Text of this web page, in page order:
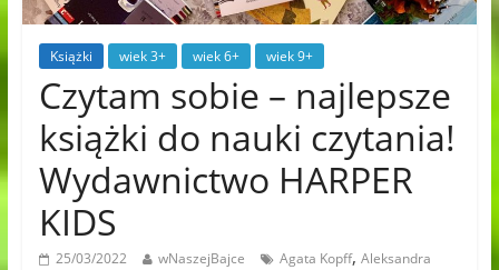
Książki wiek 3+ wiek 6+ wiek 9+
Czytam sobie – najlepsze
książki do nauki czytania!
Wydawnictwo HARPER
KIDS
25/03/2022 wNaszejBajce Agata Kopff, Aleksandra